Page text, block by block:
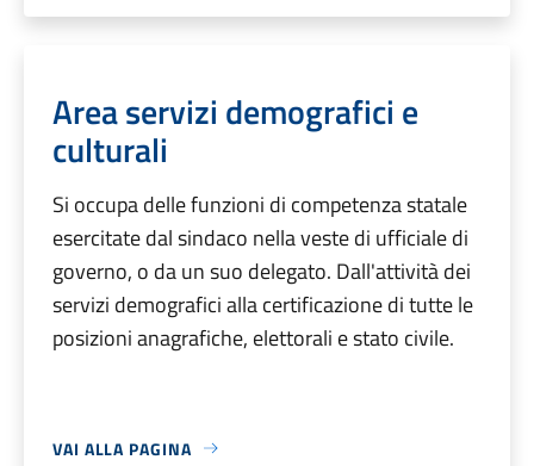
Area servizi demografici e
culturali
Si occupa delle funzioni di competenza statale
esercitate dal sindaco nella veste di ufficiale di
governo, o da un suo delegato. Dall'attività dei
servizi demografici alla certificazione di tutte le
posizioni anagrafiche, elettorali e stato civile.
VAI ALLA PAGINA